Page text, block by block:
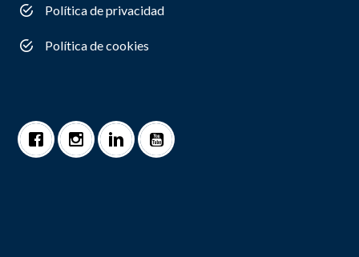
Política de privacidad
Política de cookies